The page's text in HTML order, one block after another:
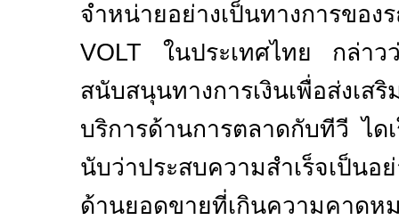
จำหน่ายอย่างเป็นทางการขอ
VOLT ในประเทศไทย กล่าว
สนับสนุนทางการเงินเพื่อส่งเส
บริการด้านการตลาดกับทีวี ได
นับว่าประสบความสำเร็จเป็น
ด้านยอดขายที่เกินความคา